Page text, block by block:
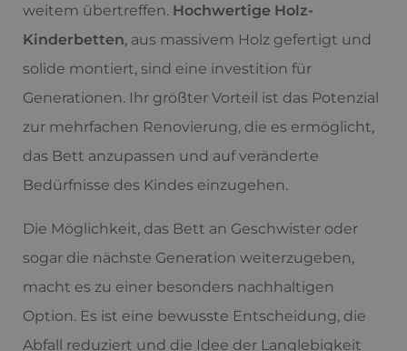
weitem übertreffen. Hochwertige Holz-
Kinderbetten, aus massivem Holz gefertigt und
solide montiert, sind eine investition für
Generationen. Ihr größter Vorteil ist das Potenzial
zur mehrfachen Renovierung, die es ermöglicht,
das Bett anzupassen und auf veränderte
Bedürfnisse des Kindes einzugehen.
Die Möglichkeit, das Bett an Geschwister oder
sogar die nächste Generation weiterzugeben,
macht es zu einer besonders nachhaltigen
Option. Es ist eine bewusste Entscheidung, die
Abfall reduziert und die Idee der Langlebigkeit